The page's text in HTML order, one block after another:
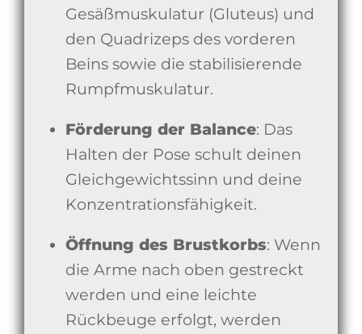
Gesäßmuskulatur (Gluteus) und
den Quadrizeps des vorderen
Beins sowie die stabilisierende
Rumpfmuskulatur.
Förderung der Balance: Das
Halten der Pose schult deinen
Gleichgewichtssinn und deine
Konzentrationsfähigkeit.
Öffnung des Brustkorbs: Wenn
die Arme nach oben gestreckt
werden und eine leichte
Rückbeuge erfolgt, werden